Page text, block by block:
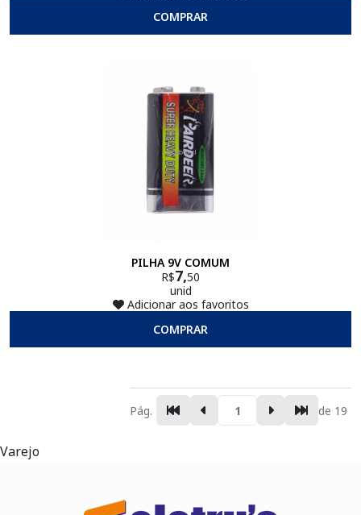
COMPRAR
PILHA 9V COMUM
R$7,50
unid
Adicionar aos favoritos
COMPRAR
Pág. de 19
Varejo